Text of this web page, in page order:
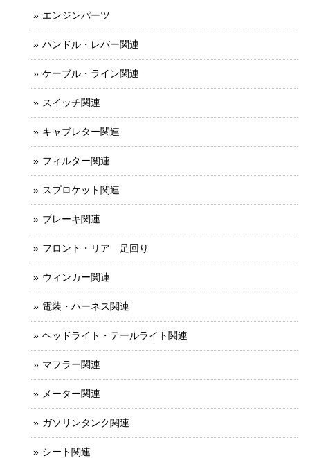
エンジンパーツ
ハンドル・レバー関連
ケーブル・ライン関連
スイッチ関連
キャブレター関連
フィルター関連
スプロケット関連
ブレーキ関連
フロント・リア 足回り
ウィンカー関連
電装・ハーネス関連
ヘッドライト・テールライト関連
マフラー関連
メーター関連
ガソリンタンク関連
シート関連